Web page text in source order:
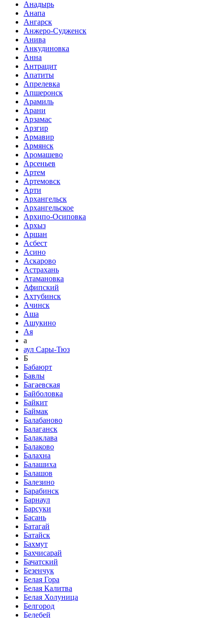
Анадырь
Анапа
Ангарск
Анжеро-Судженск
Анива
Анкудиновка
Анна
Антрацит
Апатиты
Апрелевка
Апшеронск
Арамиль
Арани
Арзамас
Арзгир
Армавир
Армянск
Аромашево
Арсеньев
Артем
Артемовск
Арти
Архангельск
Архангельское
Архипо-Осиповка
Архыз
Аршан
Асбест
Асино
Аскарово
Астрахань
Атамановка
Афипский
Ахтубинск
Ачинск
Аша
Ашукино
Ая
а
аул Сары-Тюз
Б
Бабаюрт
Бавлы
Багаевская
Байболовка
Байкит
Баймак
Балабаново
Балаганск
Балаклава
Балаково
Балахна
Балашиха
Балашов
Балезино
Барабинск
Барнаул
Барсуки
Басань
Батагай
Батайск
Бахмут
Бахчисарай
Бачатский
Безенчук
Белая Гора
Белая Калитва
Белая Холуница
Белгород
Белебей